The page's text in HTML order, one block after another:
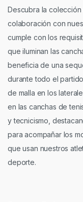
Descubra la
colaboración con
cumple con los
que iluminan las
beneficia de una
durante todo el
de malla en los
en las canchas de
y tecnicismo,
para acompañar los
que usan nuestros
deporte.